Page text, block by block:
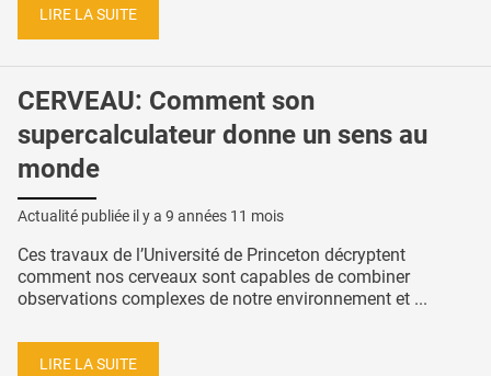
LIRE LA SUITE
CERVEAU: Comment son
supercalculateur donne un sens au
monde
Actualité publiée il y a 9 années 11 mois
Ces travaux de l’Université de Princeton décryptent
comment nos cerveaux sont capables de combiner
observations complexes de notre environnement et ...
LIRE LA SUITE